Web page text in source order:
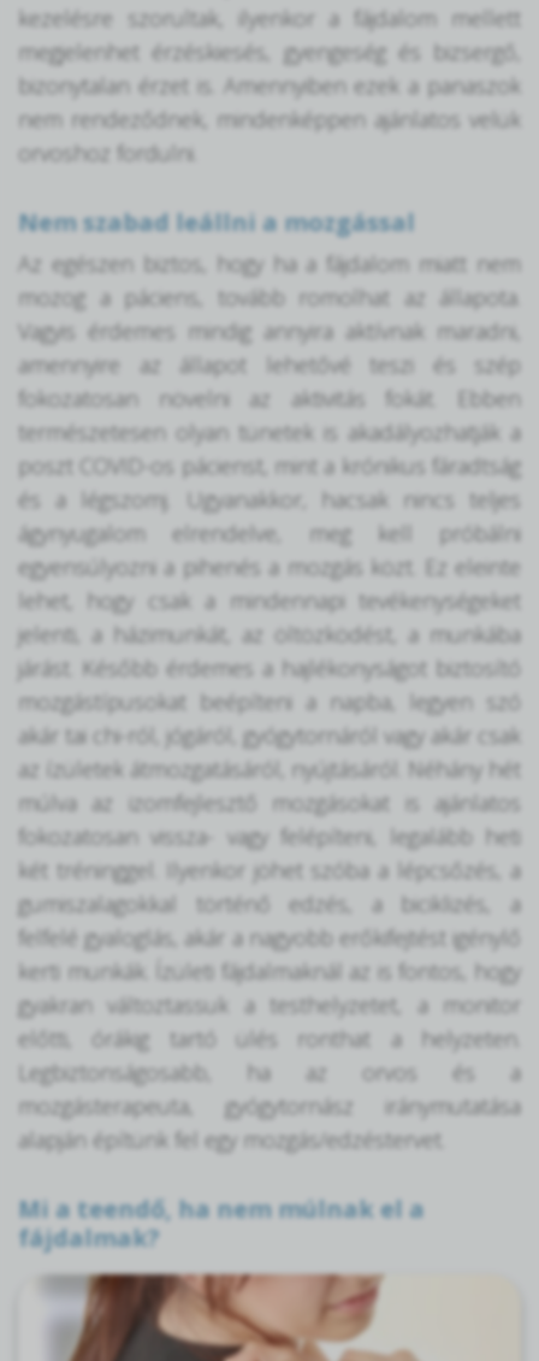
kezelésre szorultak, ilyenkor a fájdalom mellett
megjelenhet érzéskiesés, gyengeség és bizsergő,
bizonytalan érzet is. Amennyiben ezek a panaszok
nem rendeződnek, mindenképpen ajánlatos velük
orvoshoz fordulni.
Nem szabad leállni a mozgással
Az egészen biztos, hogy ha a fájdalom miatt nem
mozog a páciens, tovább romolhat az állapota.
Vagyis érdemes mindig annyira aktívnak maradni,
amennyire az állapot lehetővé teszi és szép
fokozatosan növelni az aktivitás fokát. Ebben
természetesen olyan tünetek is akadályozhatják a
poszt COVID-os pácienst, mint a krónikus fáradtság
és a légszomj. Ugyanakkor, hacsak nincs teljes
ágynyugalom elrendelve, meg kell próbálni
egyensúlyozni a pihenés a mozgás közt. Ez eleinte
lehet, hogy csak a mindennapi tevékenységeket
jelenti, a házimunkát, az öltözködést, a munkába
járást. Később érdemes a hajlékonyságot biztosító
mozgástípusokat beépíteni a napba, legyen szó
akár tai chi-ról, jógáról, gyógytornáról vagy akár csak
az ízületek átmozgatásáról, nyújtásáról. Néhány hét
múlva az izomfejlesztő mozgásokat is ajánlatos
fokozatosan vissza- vagy felépíteni, legalább heti
két tréninggel. Ilyenkor jöhet szóba a lépcsőzés, a
gumiszalagokkal történő edzés, a biciklizés, a
felfelé gyaloglás, akár a nagyobb erőkifejtést igénylő
kerti munkák. Ízületi fájdalmaknál az is fontos, hogy
gyakran változtassuk a testhelyzetet, a monitor
előtti, órákig tartó ülés ronthat a helyzeten.
Legbiztonságosabb, ha az orvos és a
mozgásterapeuta, gyógytornász iránymutatása
alapján építünk fel egy mozgás/edzéstervet.
Mi a teendő, ha nem múlnak el a
fájdalmak?